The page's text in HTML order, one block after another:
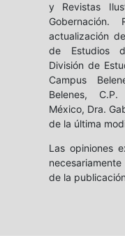
y Revistas
actualización
de Estudios
División de
Campus
Belenes,
México, Dra.
de la última
Las opiniones
de la